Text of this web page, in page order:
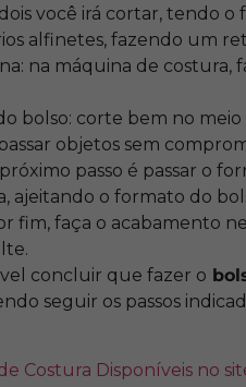
você irá cortar, tendo
alfinetes, fazendo um
na máquina de
bolso: corte bem no
objetos sem
próximo passo é passar o
ajeitando o formato do
fim, faça o acabamento
concluir que fazer o
seguir os passos
Costura Disponíveis no